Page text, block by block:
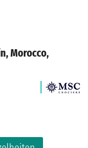
Morocco,